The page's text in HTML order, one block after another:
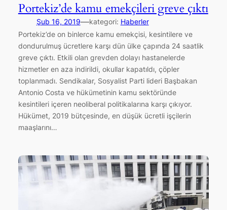
Portekiz’de kamu emekçileri greve çıktı
Şub 16, 2019—kategori: Haberler
Portekiz’de on binlerce kamu emekçisi, kesintilere ve
dondurulmuş ücretlere karşı dün ülke çapında 24 saatlik
greve çıktı. Etkili olan grevden dolayı hastanelerde
hizmetler en aza indirildi, okullar kapatıldı, çöpler
toplanmadı. Sendikalar, Sosyalist Parti lideri Başbakan
Antonio Costa ve hükümetinin kamu sektöründe
kesintileri içeren neoliberal politikalarına karşı çıkıyor.
Hükümet, 2019 bütçesinde, en düşük ücretli işçilerin
maaşlarını…